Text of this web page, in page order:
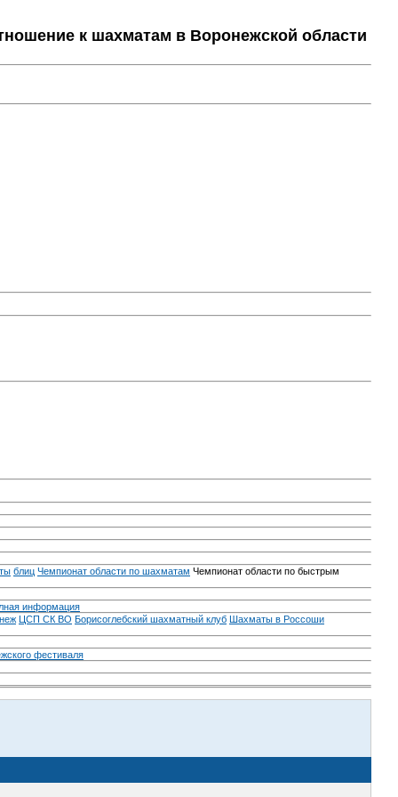
к шахматам в Воронежской области
блиц Чемпионат области по шахматам Чемпионат области по быстрым
информация
ЦСП СК ВО Борисоглебский шахматный клуб Шахматы в Россоши
фестиваля